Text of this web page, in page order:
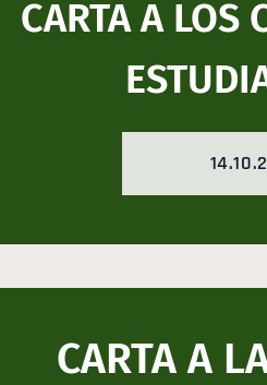
CARTA A LOS
CARTA A